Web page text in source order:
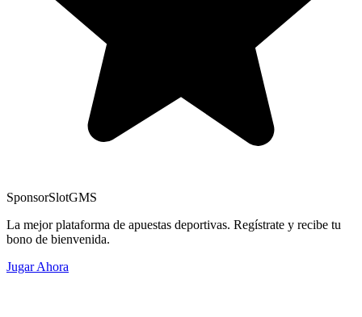
SponsorSlotGMS
La mejor plataforma de apuestas deportivas. Regístrate y recibe tu
bono de bienvenida.
Jugar Ahora